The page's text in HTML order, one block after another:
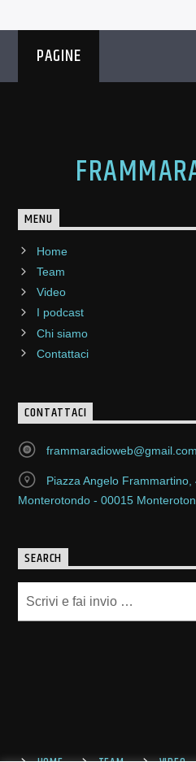
PAGINE
MENU
Home
Team
Video
I podcast
Chi siamo
Contattaci
CONTATTACI
frammaradioweb@gmail.com
Piazza Angelo
Monterotondo - 00015
SEARCH